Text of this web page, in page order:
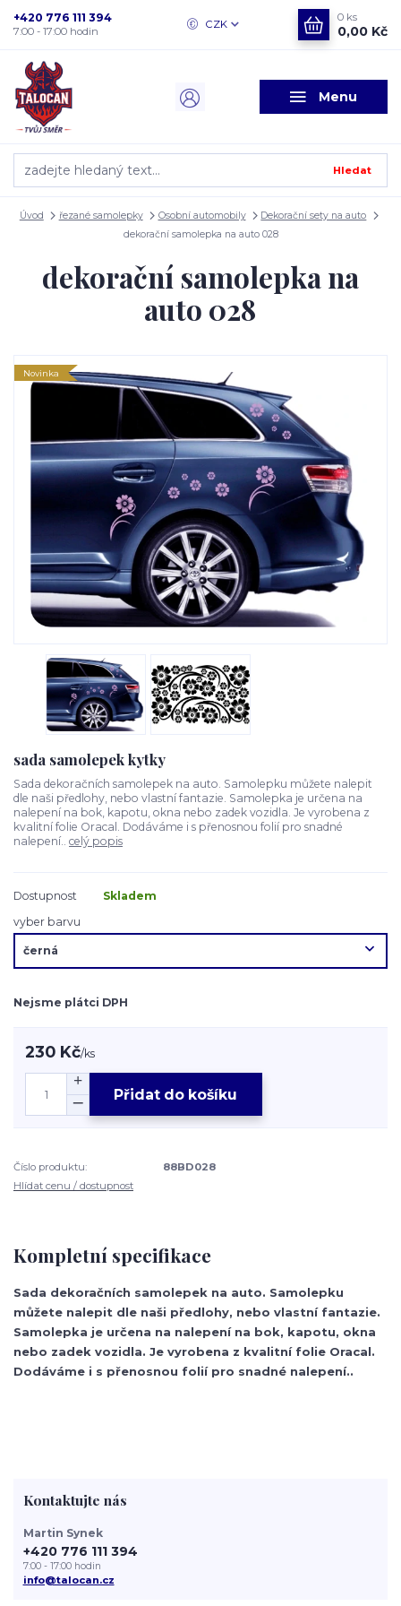
Menu
CZK
Hledat
+420 776 111 394
7:00 - 17:00 hodin
0 ks
0,00 Kč
Úvod řezané samolepky Osobní automobily
Dekorační sety na auto
dekorační samolepka na auto 028
dekorační samolepka na
auto 028
Novinka
sada samolepek kytky
Sada dekoračních samolepek na auto. Samolepku můžete nalepit
dle naši předlohy, nebo vlastní fantazie. Samolepka je určena na
nalepení na bok, kapotu, okna nebo zadek vozidla. Je vyrobena z
kvalitní folie Oracal. Dodáváme i s přenosnou folií pro snadné
nalepení.. celý popis
Dostupnost
Skladem
vyber barvu
Nejsme plátci DPH
230 Kč/ks
Přidat do košíku
Číslo produktu:
88BD028
Hlídat cenu / dostupnost
Kompletní specifikace
Sada dekoračních samolepek na auto. Samolepku
můžete nalepit dle naši předlohy, nebo vlastní fantazie.
Samolepka je určena na nalepení na bok, kapotu, okna
nebo zadek vozidla. Je vyrobena z kvalitní folie Oracal.
Dodáváme i s přenosnou folií pro snadné nalepení..
Kontaktujte nás
Martin Synek
+420 776 111 394
7:00 - 17:00 hodin
info@talocan.cz